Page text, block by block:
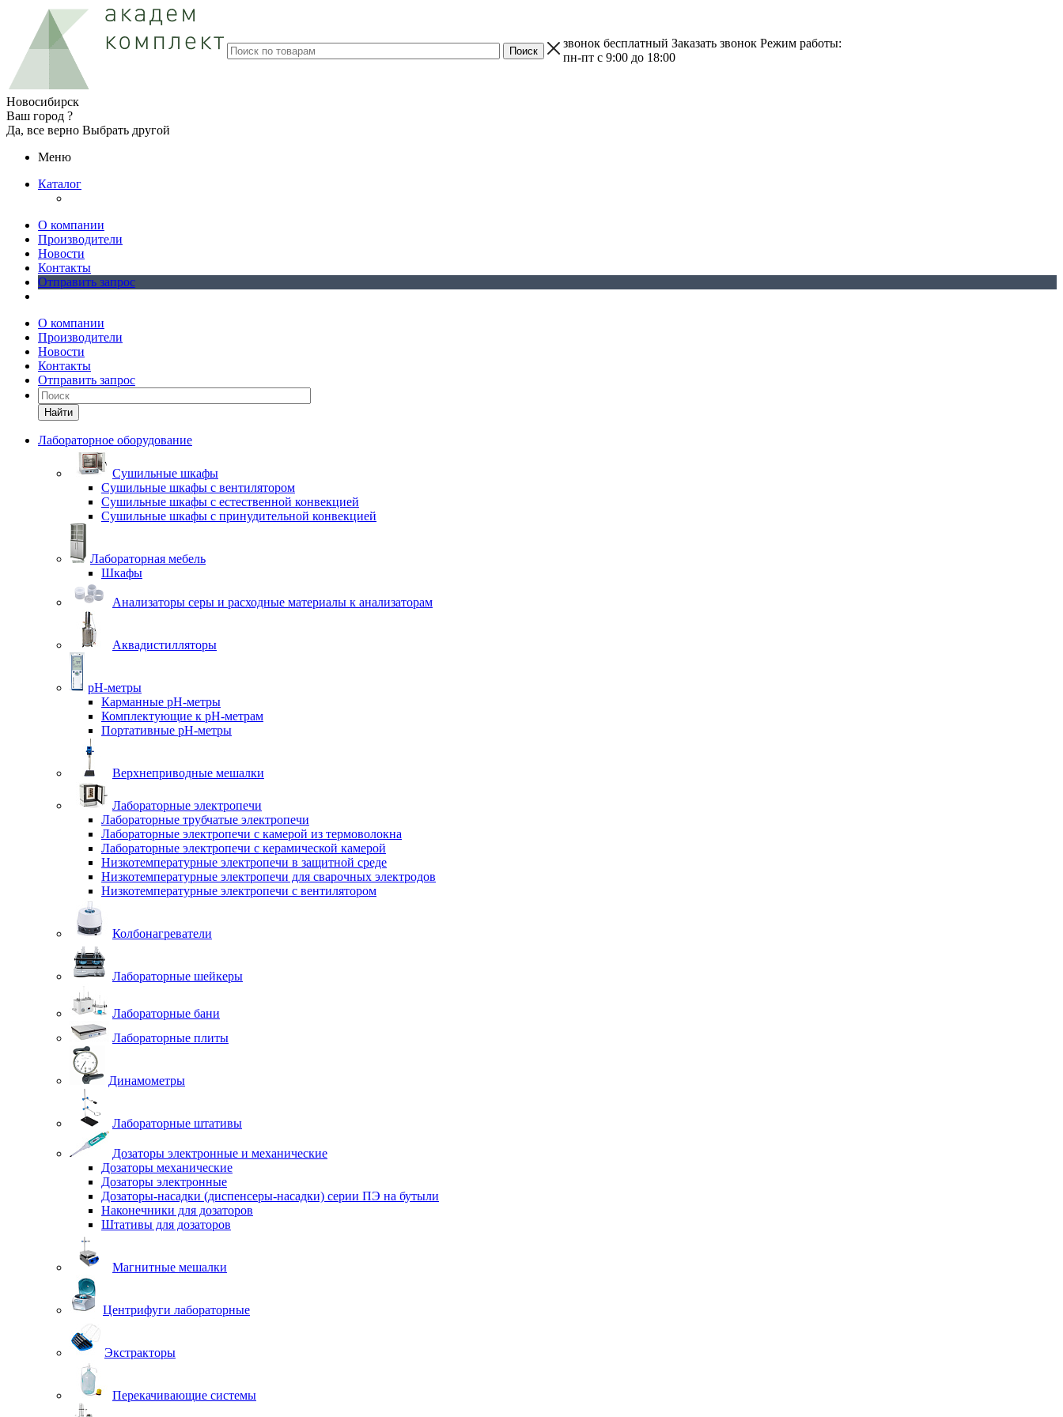
звонок бесплатный Заказать звонок Режим работы:
пн-пт с 9:00 до 18:00
Новосибирск
Ваш город ?
Да, все верно Выбрать другой
Меню
Каталог
О компании
Производители
Новости
Контакты
Отправить запрос
О компании
Производители
Новости
Контакты
Отправить запрос
Найти
Лабораторное оборудование
Cушильные шкафы
Сушильные шкафы с вентилятором
Сушильные шкафы с естественной конвекцией
Сушильные шкафы с принудительной конвекцией
Лабораторная мебель
Шкафы
Анализаторы серы и расходные материалы к анализаторам
Аквадистилляторы
pH-метры
Карманные pH-метры
Комплектующие к pH-метрам
Портативные pH-метры
Верхнеприводные мешалки
Лабораторные электропечи
Лабораторные трубчатые электропечи
Лабораторные электропечи с камерой из термоволокна
Лабораторные электропечи с керамической камерой
Низкотемпературные электропечи в защитной среде
Низкотемпературные электропечи для cварочных электродов
Низкотемпературные электропечи с вентилятором
Колбонагреватели
Лабораторные шейкеры
Лабораторные бани
Лабораторные плиты
Динамометры
Лабораторные штативы
Дозаторы электронные и механические
Дозаторы механические
Дозаторы электронные
Дозаторы-насадки (диспенсеры-насадки) серии ПЭ на бутыли
Наконечники для дозаторов
Штативы для дозаторов
Магнитные мешалки
Центрифуги лабораторные
Экстракторы
Перекачивающие системы